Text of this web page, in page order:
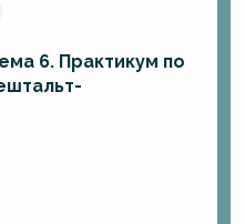
6. Практикум по